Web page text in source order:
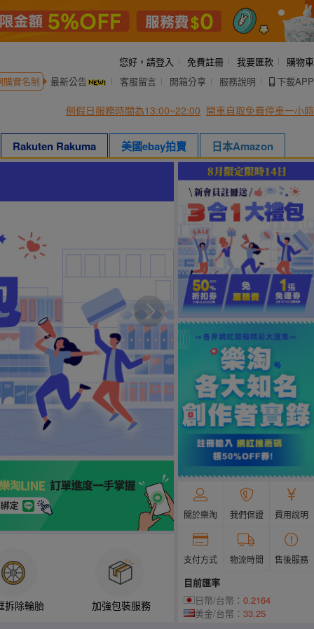
您好， 請登入 免費註冊 我要匯款
購物車
實名制
最新公告 客服留言 開箱分享 服務說明 下載APP
例假日服務時間為13:00~22:00 開車自取免費停車一小時
Rakuten Rakuma 美國ebay拍賣 日本Amazon
拆除輪胎 加強包裝服務
關於樂淘 我們保證 費用說明
支付方式 物流時間 售後服務
目前匯率
日幣/台幣： 0.2164
美金/台幣： 33.25